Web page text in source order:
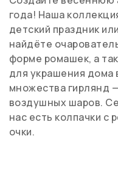
года! Наша
детский праздник
найдёте
форме ромашек, а
для украшения дома
множества гирлянд
воздушных шаров.
нас есть колпачки с
очки.